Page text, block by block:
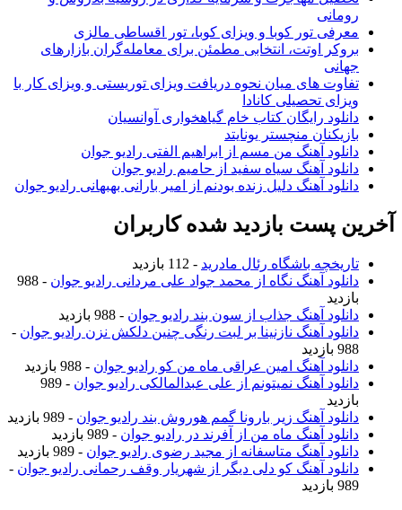
رومانی
معرفی تور کوبا و ویزای کوبا، تور اقساطی مالزی
بروکر اوتت، انتخابی مطمئن برای معامله‌گران بازارهای
جهانی
تفاوت های میان نحوه دریافت ویزای توریستی و ویزای کار با
ویزای تحصیلی کانادا
دانلود رایگان کتاب خام گیاهخواری آوانسیان
بازیکنان منچستر یونایتد
دانلود آهنگ من مسم از ابراهیم الفتی رادیو جوان
دانلود آهنگ سیاه سفید از حامیم رادیو جوان
دانلود آهنگ دلیل زنده بودنم از امیر بارانی بهبهانی رادیو جوان
آخرین پست بازدید شده کاربران
تاریخچه باشگاه رئال مادرید - 112 بازدید
دانلود آهنگ نگاه از محمد جواد علی مردانی رادیو جوان
- 988
بازدید
دانلود آهنگ جذاب از سون بند رادیو جوان - 988 بازدید
دانلود آهنگ نازنینا بر لبت رنگی چنین دلکش نزن رادیو جوان -
988 بازدید
دانلود آهنگ امین عراقی ماه من کو رادیو جوان - 988 بازدید
دانلود آهنگ نمیتونم از علی عبدالمالکی رادیو جوان
- 989
بازدید
دانلود آهنگ زیر بارونا گمم هوروش بند رادیو جوان - 989 بازدید
دانلود آهنگ ماه من از آفرند در رادیو جوان - 989 بازدید
دانلود آهنگ متاسفانه از مجید رضوی رادیو جوان - 989 بازدید
دانلود آهنگ کو دلی دیگر از شهریار وقف رحمانی رادیو جوان -
989 بازدید